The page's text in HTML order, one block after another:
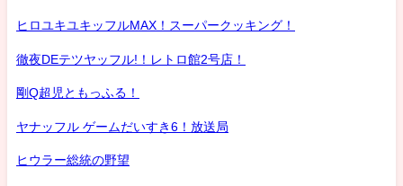
ヒロユキユキッフルMAX！スーパークッキング！
徹夜DEテツヤッフル!！レトロ館2号店！
剛Q超児ともっふる！
ヤナッフル ゲームだいすき6！放送局
ヒウラー総統の野望